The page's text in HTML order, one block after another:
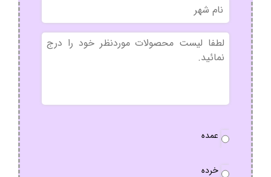
نام
شهر
بدون
عنوان
سفارش
عمده
خرده